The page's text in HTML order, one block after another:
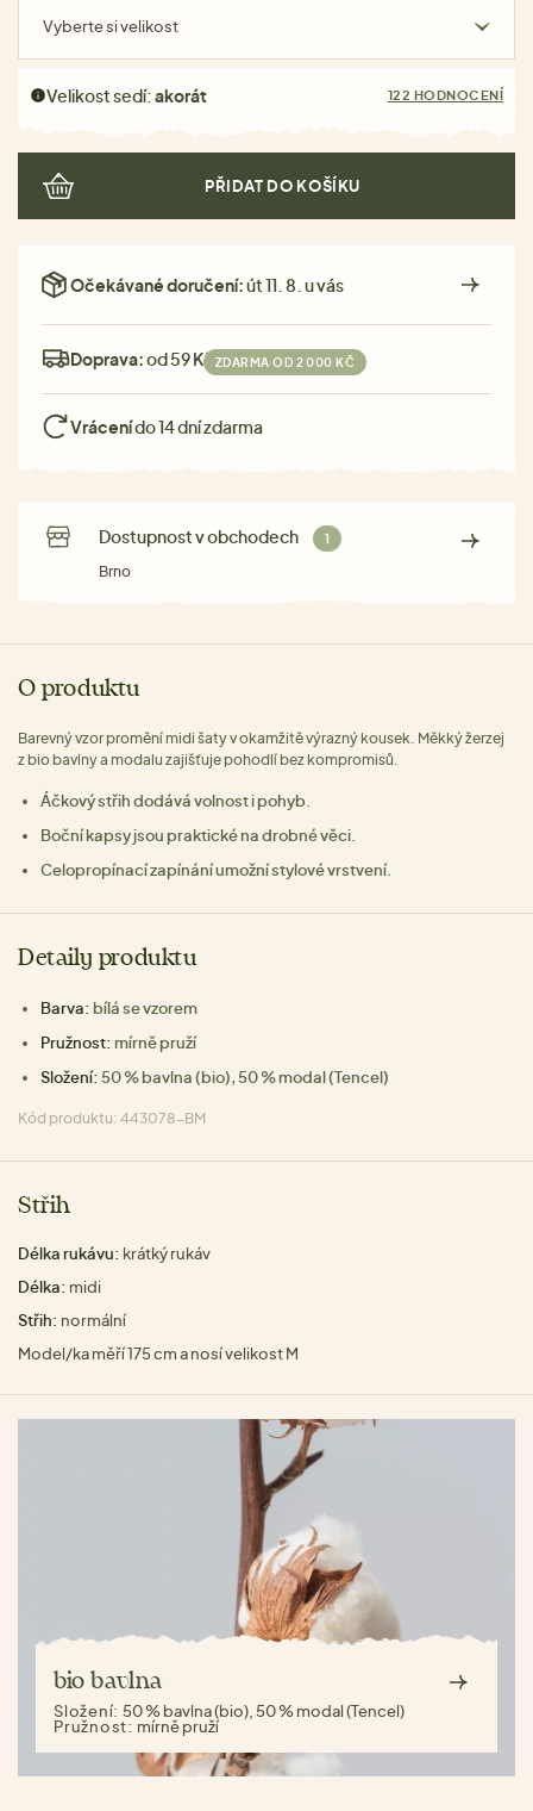
Vyberte si velikost
Velikost sedí:akorát 122 HODNOCENÍ
PŘIDAT DO KOŠÍKU
Očekávané doručení:út 11. 8. u vás
Doprava:od 59 Kč ZDARMA OD 2 000 KČ
Vrácenído 14 dní zdarma
Dostupnost v obchodech 1
Brno
O produktu
Barevný vzor promění midi šaty v okamžitě výrazný kousek. Měkký žerzej
z bio bavlny a modalu zajišťuje pohodlí bez kompromisů.
Áčkový střih dodává volnost i pohyb.
Boční kapsy jsou praktické na drobné věci.
Celopropínací zapínání umožní stylové vrstvení.
Detaily produktu
Barva: bílá se vzorem
Pružnost: mírně pruží
Složení: 50 % bavlna (bio), 50 % modal (Tencel)
Kód produktu: 443078-BM
Střih
Délka rukávu: krátký rukáv
Délka: midi
Střih: normální
Model/ka měří 175 cm a nosí velikost M
bio bavlna
Složení: 50 % bavlna (bio), 50 % modal (Tencel)
Pružnost: mírně pruží